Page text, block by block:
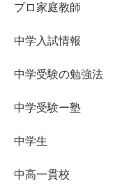
プロ家庭教師
中学入試情報
中学受験の勉強法
中学受験ー塾
中学生
中高一貫校